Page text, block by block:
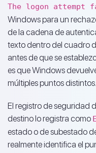
The logon attempt
Windows para un
de la cadena de
texto dentro del cuadro
antes de que se
es que Windows
múltiples puntos distintos.
El registro de seguridad
destino lo registra como
estado o de subestado
realmente identifica el